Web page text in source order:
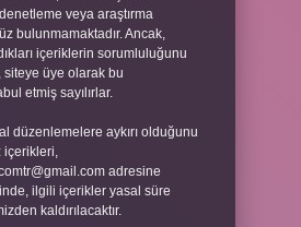
veya araştırma
bulunmamaktadır. Ancak,
içeriklerin sorumluluğunu
siteye üye olarak bu
etmiş sayılırlar.
düzenlemelere aykırı olduğunu
içerikleri,
adresine
ilgili içerikler yasal süre
kaldırılacaktır.